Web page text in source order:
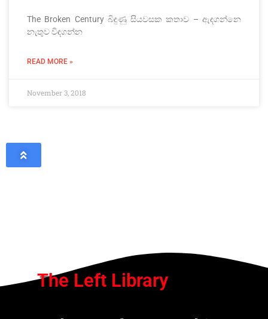
The Broken Century බිඳුණු සියවසක කතාව – ඇඳගන්නෙ
නැතුව විඳගන්න
READ MORE »
November 3, 2018
The Left Library